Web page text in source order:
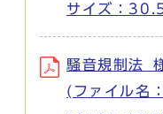
サイズ：
騒音規制法_
(ファイル名：